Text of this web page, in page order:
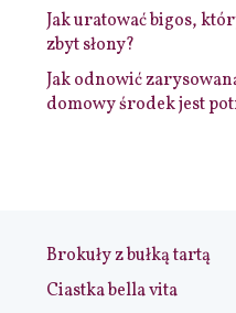
Jak uratować bigos,
zbyt słony?
Jak odnowić
domowy środek jest
Brokuły z bułką tartą
Ciastka bella vita